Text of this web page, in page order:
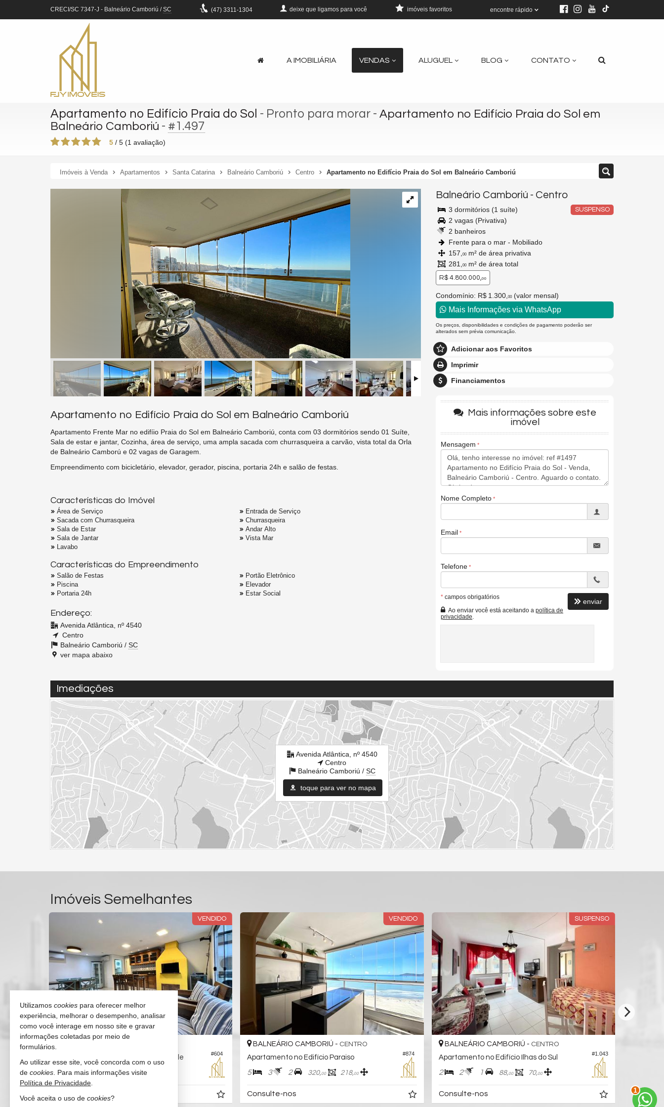
CRECI/SC 7347-J - Balneário Camboriú /SC (47) 3311-1304 deixe que ligamos para você encontre rápido
imóveis favoritos
A IMOBILIÁRIA VENDAS ALUGUEL BLOG CONTATO
Apartamento no Edifício Praia do Sol - Pronto para morar - Apartamento no Edifício Praia do Sol em
Balneário Camboriú - #1.497
5 / 5 (1 avaliação)
Imóveis à Venda Apartamentos Santa Catarina Balneário Camboriú Centro Apartamento no Edifício Praia do Sol em Balneário Camboriú
Apartamento no Edifício Praia do Sol em Balneário Camboriú
Apartamento Frente Mar no edifíio Praia do Sol em Balneário Camboriú, conta com 03 dormitórios sendo 01 Suíte,
Sala de estar e jantar, Cozinha, área de serviço, uma ampla sacada com churrasqueira a carvão, vista total da Orla
de Balneário Camború e 02 vagas de Garagem.
Empreendimento com bicicletário, elevador, gerador, piscina, portaria 24h e salão de festas.
Características do Imóvel
Área de Serviço
Sacada com Churrasqueira
Sala de Estar
Sala de Jantar
Lavabo
Entrada de Serviço
Churrasqueira
Andar Alto
Vista Mar
Características do Empreendimento
Salão de Festas
Piscina
Portaria 24h
Portão Eletrônico
Elevador
Estar Social
Endereço:
Avenida Atlântica, nº 4540
Centro
Balneário Camboriú / SC
ver mapa abaixo
Balneário Camboriú - Centro
SUSPENSO
3 dormitórios (1 suíte)
2 vagas (Privativa)
2 banheiros
Frente para o mar - Mobiliado
157, 00 m² de área privativa
281,
00 m² de área total
R$ 4.800.000,00
Condomínio: R$ 1.300, 00 (valor mensal)
Mais Informações via WhatsApp
Os preços, disponibilidades e condições de pagamento poderão ser
alterados sem prévia comunicação.
Adicionar aos Favoritos
Imprimir
Financiamentos
Mais informações sobre este
imóvel
Mensagem
Nome Completo
Email
Telefone
* campos obrigatórios
Ao enviar você está aceitando a política de
privacidade
enviar
Imediações
Avenida Atlântica, nº 4540
Centro
Balneário Camboriú / SC
toque para ver no mapa
Imóveis Semelhantes
VENDIDO
#604
Apartamento no Edifício Portal do Vale
2 3 1 188, 00
VENDIDO
#874
BALNEÁRIO CAMBORIÚ - CENTRO
Apartamento no Edifício Paraiso
5 3 2 320,00 218,00
Consulte-nos
SUSPENSO
#1.043
BALNEÁRIO CAMBORIÚ - CENTRO
Apartamento no Edifício Ilhas do Sul
2 2 1 88,00 70,00
Consulte-nos R$
2
Utilizamos cookies para oferecer melhor
experiência, melhorar o desempenho, analisar
como você interage em nosso site e gravar
informações coletadas por meio de
formulários.
Ao utilizar esse site, você concorda com o uso
de cookies . Para mais informações visite
Política de Privacidade
Você aceita o uso de cookies?